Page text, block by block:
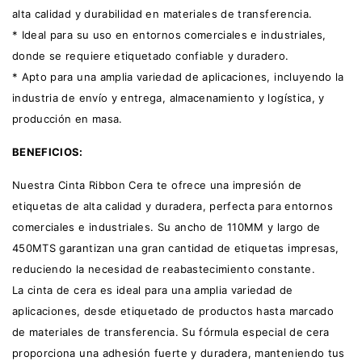
alta calidad y durabilidad en materiales de transferencia.
* Ideal para su uso en entornos comerciales e industriales,
donde se requiere etiquetado confiable y duradero.
* Apto para una amplia variedad de aplicaciones, incluyendo la
industria de envío y entrega, almacenamiento y logística, y
producción en masa.
BENEFICIOS:
Nuestra Cinta Ribbon Cerate ofrece una impresión de
etiquetas de alta calidad y duradera, perfecta para entornos
comerciales e industriales. Su ancho de 110MM y largo de
450MTS garantizan una gran cantidad de etiquetas impresas,
reduciendo la necesidad de reabastecimiento constante.
La cinta de cera es ideal para una amplia variedad de
aplicaciones, desde etiquetado de productos hasta marcado
de materiales de transferencia. Su fórmula especial de cera
proporciona una adhesión fuerte y duradera, manteniendo tus